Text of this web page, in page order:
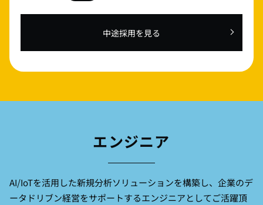
中途採用を見る
エンジニア
AI/IoTを活用した新規分析ソリューションを構築し、 企業のデ
ータドリブン経営をサポートするエンジニアとしてご活躍頂